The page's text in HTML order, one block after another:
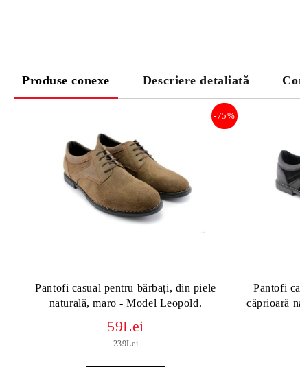
Produse conexe Descriere detaliată
Pantofi casual pentru bărbați, din piele
naturală, maro - Model Leopold.
-75%
59Lei
239Lei
Pantofi
căprioară